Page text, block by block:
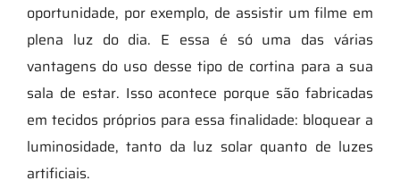
oportunidade, por exemplo, de assistir um filme em
plena luz do dia. E essa é só uma das várias
vantagens do uso desse tipo de cortina para a sua
sala de estar. Isso acontece porque são fabricadas
em tecidos próprios para essa finalidade: bloquear a
luminosidade, tanto da luz solar quanto de luzes
artificiais.